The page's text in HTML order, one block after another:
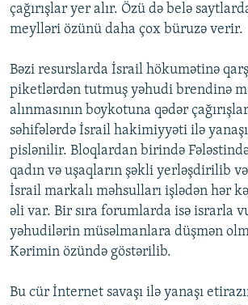
çağırışlar yer alır. Özü də belə
meylləri özünü daha çox büruzə verir.
Bəzi resurslarda İsrail hökumətinə
piketlərdən tutmuş yəhudi brendinə
alınmasının boykotuna qədər
səhifələrdə İsrail hakimiyyəti ilə
pislənilir. Bloqlardan birində
qadın və uşaqların şəkli yerləşdirilib
İsrail markalı məhsulları işlədən hər
əli var. Bir sıra forumlarda isə israrla
yəhudilərin müsəlmanlara düşmən
Kərimin özündə göstərilib.
Bu cür İnternet savaşı ilə yanaşı